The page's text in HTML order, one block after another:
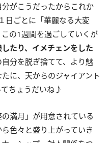
がこうだったからこれか
日ごとに「華麗なる大変
の1週間を過ごしていくが
たり、イメチェンをした
分を脱ぎ捨てて、より魅
に、天からのジャイアント
ちょうだいね♪
満月」が用意されている
色々と盛り上がっていき